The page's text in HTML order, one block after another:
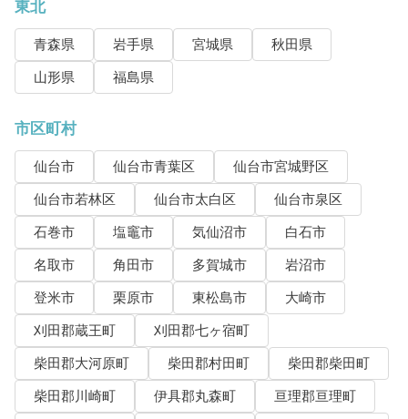
東北
青森県 岩手県 宮城県
秋田県
山形県
福島県
市区町村
仙台市 仙台市青葉区
仙台市宮城野区
仙台市若林区
仙台市太白区
仙台市泉区
石巻市
塩竈市 気仙沼市
白石市
名取市
角田市 多賀城市
岩沼市
登米市
栗原市 東松島市
大崎市
刈田郡蔵王町
刈田郡七ヶ宿町
柴田郡大河原町
柴田郡村田町
柴田郡柴田町
柴田郡川崎町
伊具郡丸森町
亘理郡亘理町